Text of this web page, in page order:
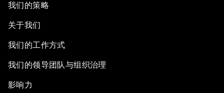
An Insight, An Idea with Yao Chen
The Future of the Internet Economy
Welcome to the Annual Meeting of the New
我们的策略
关于我们
我们的工作方式
我们的领导团队与组织治理
影响力